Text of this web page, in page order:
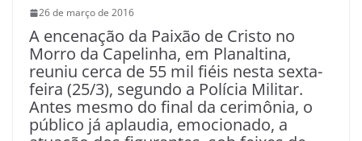
26 de março de 2016
A encenação da Paixão de Cristo no
Morro da Capelinha, em Planaltina,
reuniu cerca de 55 mil fiéis nesta sexta-
feira (25/3), segundo a Polícia Militar.
Antes mesmo do final da cerimônia, o
público já aplaudia, emocionado, a